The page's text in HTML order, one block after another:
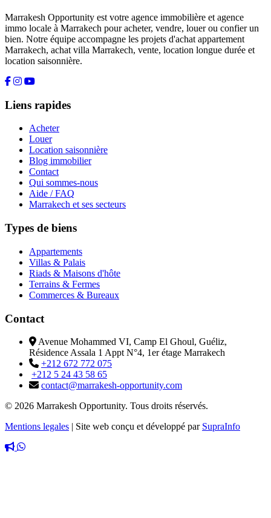
Marrakesh Opportunity est votre agence immobilière et agence
immo locale à Marrakech pour acheter, vendre, louer ou confier un
bien. Notre équipe accompagne les projets d'achat appartement
Marrakech, achat villa Marrakech, vente, location longue durée et
location saisonnière.
Liens rapides
Acheter
Louer
Location saisonnière
Blog immobilier
Contact
Qui sommes-nous
Aide / FAQ
Marrakech et ses secteurs
Types de biens
Appartements
Villas & Palais
Riads & Maisons d'hôte
Terrains & Fermes
Commerces & Bureaux
Contact
Avenue Mohammed VI, Camp El Ghoul, Guéliz,
Résidence Assala 1 Appt N°4, 1er étage Marrakech
+212 672 772 075
+212 5 24 43 58 65
contact@marrakesh-opportunity.com
© 2026 Marrakesh Opportunity. Tous droits réservés.
Mentions legales | Site web conçu et développé par SupraInfo